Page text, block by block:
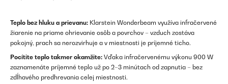
Teplo bez hluku a prievanu: Klarstein Wonderbeam využíva infračervené
žiarenie na priame ohrievanie osôb a povrchov – vzduch zostáva
pokojný, prach sa nerozvirhuje a v miestnosti je príjemné ticho.
Pocítite teplo takmer okamžite: Vďaka infračervenému výkonu 900 W
zaznamenáte príjemné teplo už po 2–3 minútach od zapnutia – bez
zdĺhavého predhrevania celej miestnosti.